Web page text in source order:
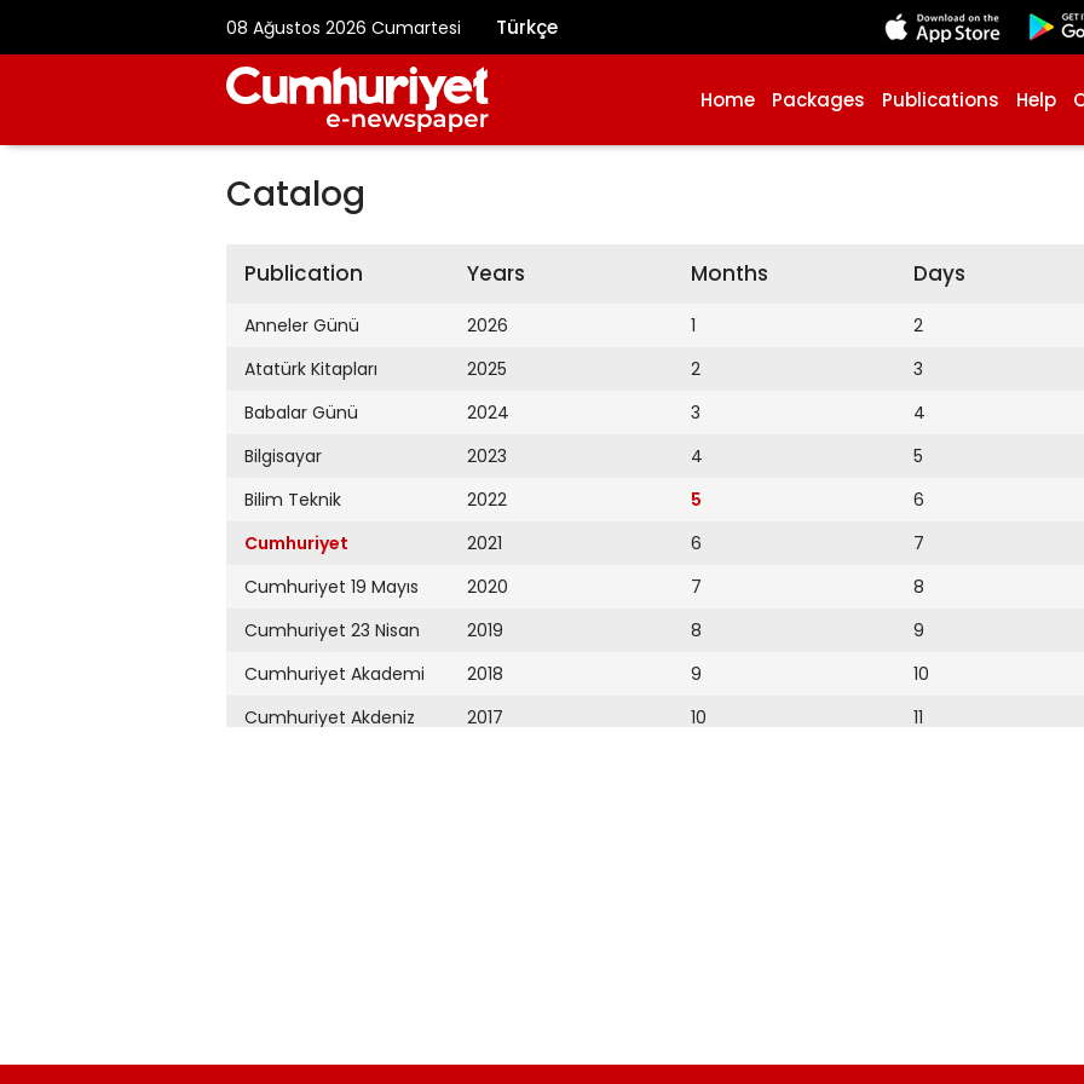
08 Ağustos 2026 Cumartesi Türkçe
Home Packages Publications Help
Catalog
Publication
Anneler Günü
Atatürk Kitapları
Babalar Günü
Bilgisayar
Bilim Teknik
Cumhuriyet
Cumhuriyet 19 Mayıs
Cumhuriyet 23 Nisan
Cumhuriyet Akademi
Cumhuriyet Akdeniz
Cumhuriyet Çevre
Years
2026
2025
2024
2023
2022
2021
2020
2019
2018
2017
2009
Months
1
2
3
4
5
6
7
8
9
10
Days
2
3
4
5
6
7
8
9
10
11
19